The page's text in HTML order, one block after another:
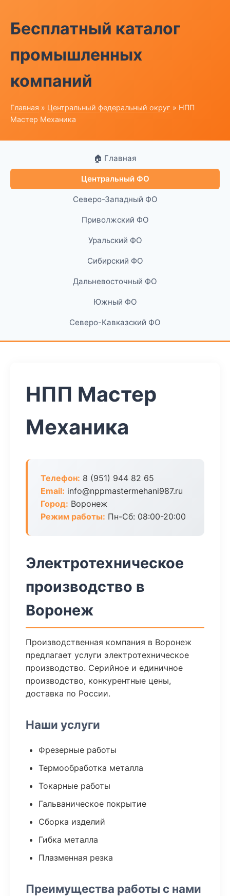
Бесплатный каталог
промышленных
компаний
Главная » Центральный федеральный округ » НПП
Мастер Механика
🏠 Главная
Центральный ФО
Северо-Западный ФО
Приволжский ФО
Уральский ФО
Сибирский ФО
Дальневосточный ФО
Южный ФО
Северо-Кавказский ФО
НПП Мастер
Механика
Телефон: 8 (951) 944 82 65
Email: info@nppmastermehani987.ru
Город: Воронеж
Режим работы: Пн-Сб: 08:00-20:00
Электротехническое
производство в
Воронеж
Производственная компания в Воронеж
предлагает услуги электротехническое
производство. Серийное и единичное
производство, конкурентные цены,
доставка по России.
Наши услуги
Фрезерные работы
Термообработка металла
Токарные работы
Гальваническое покрытие
Сборка изделий
Гибка металла
Плазменная резка
Преимущества работы с нами